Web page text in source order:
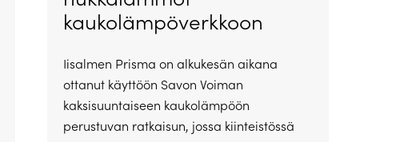
kaukolämpöverkkoon
Iisalmen Prisma on alkukesän aikana
ottanut käyttöön Savon Voiman
kaksisuuntaiseen kaukolämpöön
perustuvan ratkaisun, jossa kiinteistössä